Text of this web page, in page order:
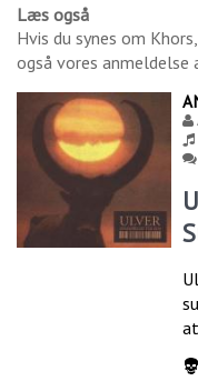
Læs også
Hvis du synes om Khors
også vores anmeldelse